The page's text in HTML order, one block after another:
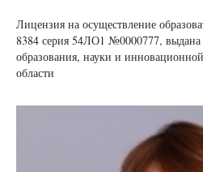
Лицензия на осуществление
8384 серия 54ЛО1 №0000777,
образования, науки и
области